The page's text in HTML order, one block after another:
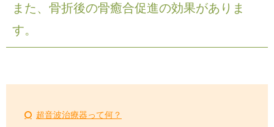
また、骨折後の骨癒合促進の効果がありま
す。
超音波治療器って何？